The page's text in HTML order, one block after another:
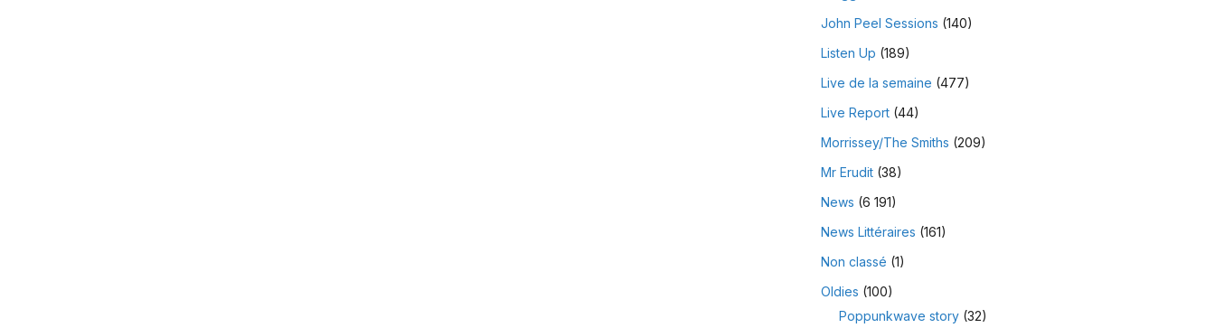
John Peel Sessions (140)
Listen Up (189)
Live de la semaine (477)
Live Report(44)
Morrissey/The Smiths (209)
Mr Erudit(38)
News (6 191)
News Littéraires (161)
Non classé (1)
Oldies (100)
Poppunkwave story(32)